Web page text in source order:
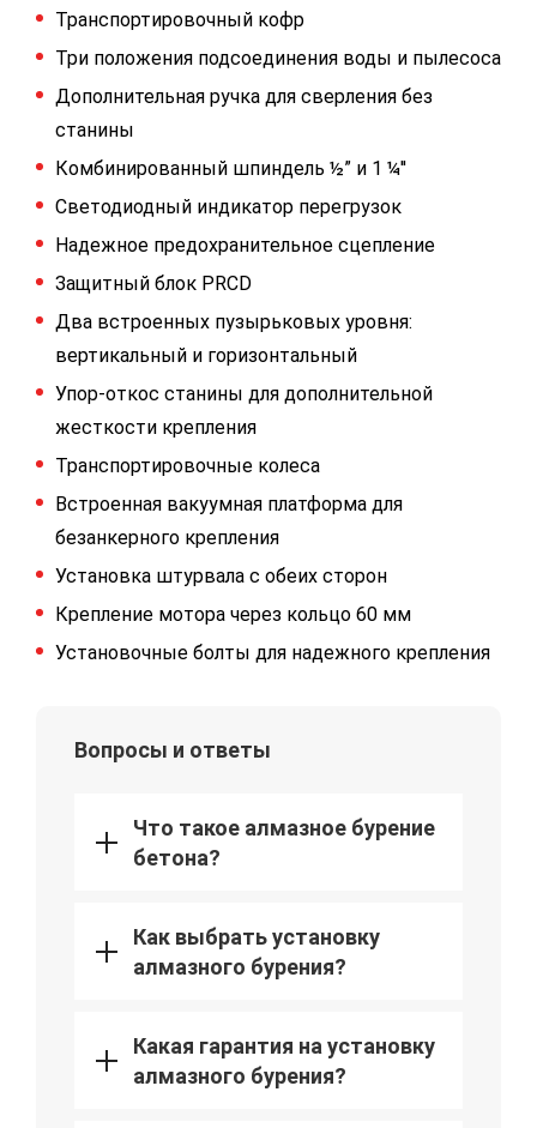
Транспортировочный кофр
Три положения подсоединения воды и пылесоса
Дополнительная ручка для сверления без
станины
Комбинированный шпиндель ½” и 1 ¼''
Светодиодный индикатор перегрузок
Надежное предохранительное сцепление
Защитный блок PRCD
Два встроенных пузырьковых уровня:
вертикальный и горизонтальный
Упор-откос станины для дополнительной
жесткости крепления
Транспортировочные колеса
Встроенная вакуумная платформа для
безанкерного крепления
Установка штурвала с обеих сторон
Крепление мотора через кольцо 60 мм
Установочные болты для надежного крепления
Вопросы и ответы
Что такое алмазное бурение
бетона?
Как выбрать установку
алмазного бурения?
Какая гарантия на установку
алмазного бурения?